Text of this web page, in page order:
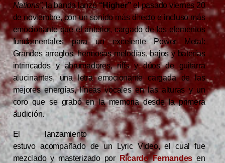
Nations”,la banda lanzó“Higher” el pasado viernes 20
de noviembre, con un sonido más directo e incluso más
emocionante que el anterior, cargado de los elementos
fundamentales para un excelente Power Metal:
Grandes arreglos, hermosas melodías, bajos y baterías
intrincados y abrumadores, riffs y dúos de guitarra
alucinantes, una letra emocionante cargada de las
mejores energías, líneas vocales en las alturas y un
coro que se grabó en la memoria desde la primera
audición.
El lanzamiento
estuvo acompañado de un Lyric Video, el cual fue
mezclado y masterizado por
Ricardo Fernandes en